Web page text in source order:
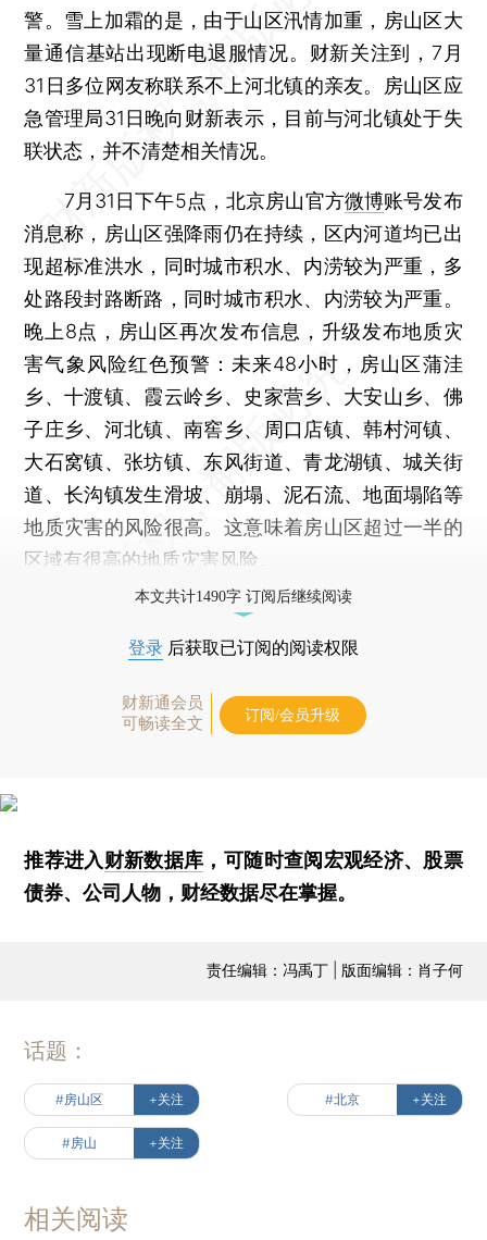
警。雪上加霜的是，由于山区汛情加重，房山区大
量通信基站出现断电退服情况。财新关注到，7月
31日多位网友称联系不上河北镇的亲友。房山区应
急管理局31日晚向财新表示，目前与河北镇处于失
联状态，并不清楚相关情况。
7月31日下午5点，北京房山官方微博账号发布
消息称，房山区强降雨仍在持续，区内河道均已出
现超标准洪水，同时城市积水、内涝较为严重，多
处路段封路断路，同时城市积水、内涝较为严重。
晚上8点，房山区再次发布信息，升级发布地质灾
害气象风险红色预警：未来48小时，房山区蒲洼
乡、十渡镇、霞云岭乡、史家营乡、大安山乡、佛
子庄乡、河北镇、南窖乡、周口店镇、韩村河镇、
大石窝镇、张坊镇、东风街道、青龙湖镇、城关街
道、长沟镇发生滑坡、崩塌、泥石流、地面塌陷等
地质灾害的风险很高。这意味着房山区超过一半的
区域有很高的地质灾害风险。
本文共计1490字 订阅后继续阅读
登录 后获取已订阅的阅读权限
财新通会员
可畅读全文
订阅/会员升级
推荐进入财新数据库 ，可随时查阅宏观经济、股票
债券、公司人物，财经数据尽在掌握。
责任编辑：冯禹丁 | 版面编辑：肖子何
话题：
#房山区 +关注 #北京 +关注
#房山 +关注
相关阅读